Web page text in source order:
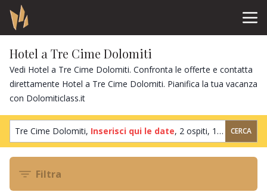
Hotel a Tre Cime Dolomiti
Vedi Hotel a Tre Cime Dolomiti. Confronta le offerte e contatta
direttamente Hotel a Tre Cime Dolomiti. Pianifica la tua vacanza
con Dolomiticlass.it
Tre Cime Dolomiti, Inserisci qui le date, 2 ospiti, 1 camera CERCA
Filtra